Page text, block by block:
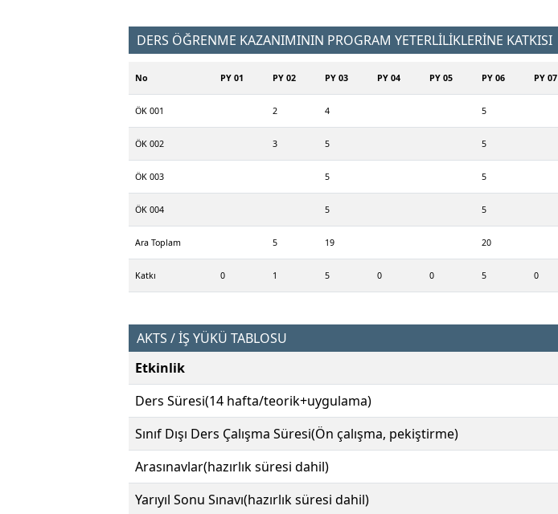
DERS ÖĞRENME KAZANIMININ PROGRAM YETERLİLİKLERİNE KATKISI
No PY 01 PY 02 PY 03 PY 04 PY 05 PY 06 PY 07
ÖK 001 2 4 5
ÖK 002 3 5 5
ÖK 003 5 5
ÖK 004 5 5
Ara Toplam 5 19 20
Katkı 0 1 5 0 0 5 0
AKTS / İŞ YÜKÜ TABLOSU
Etkinlik
Ders Süresi(14 hafta/teorik+uygulama)
Sınıf Dışı Ders Çalışma Süresi(Ön çalışma, pekiştirme)
Arasınavlar(hazırlık süresi dahil)
Yarıyıl Sonu Sınavı(hazırlık süresi dahil)